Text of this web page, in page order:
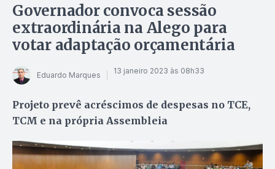
Governador convoca sessão
extraordinária na Alego para
votar adaptação orçamentária
Eduardo Marques 13 janeiro 2023 às 08h33
Projeto prevê acréscimos de despesas no TCE,
TCM e na própria Assembleia